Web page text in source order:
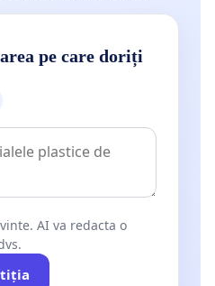
pe care doriți
AI va redacta o